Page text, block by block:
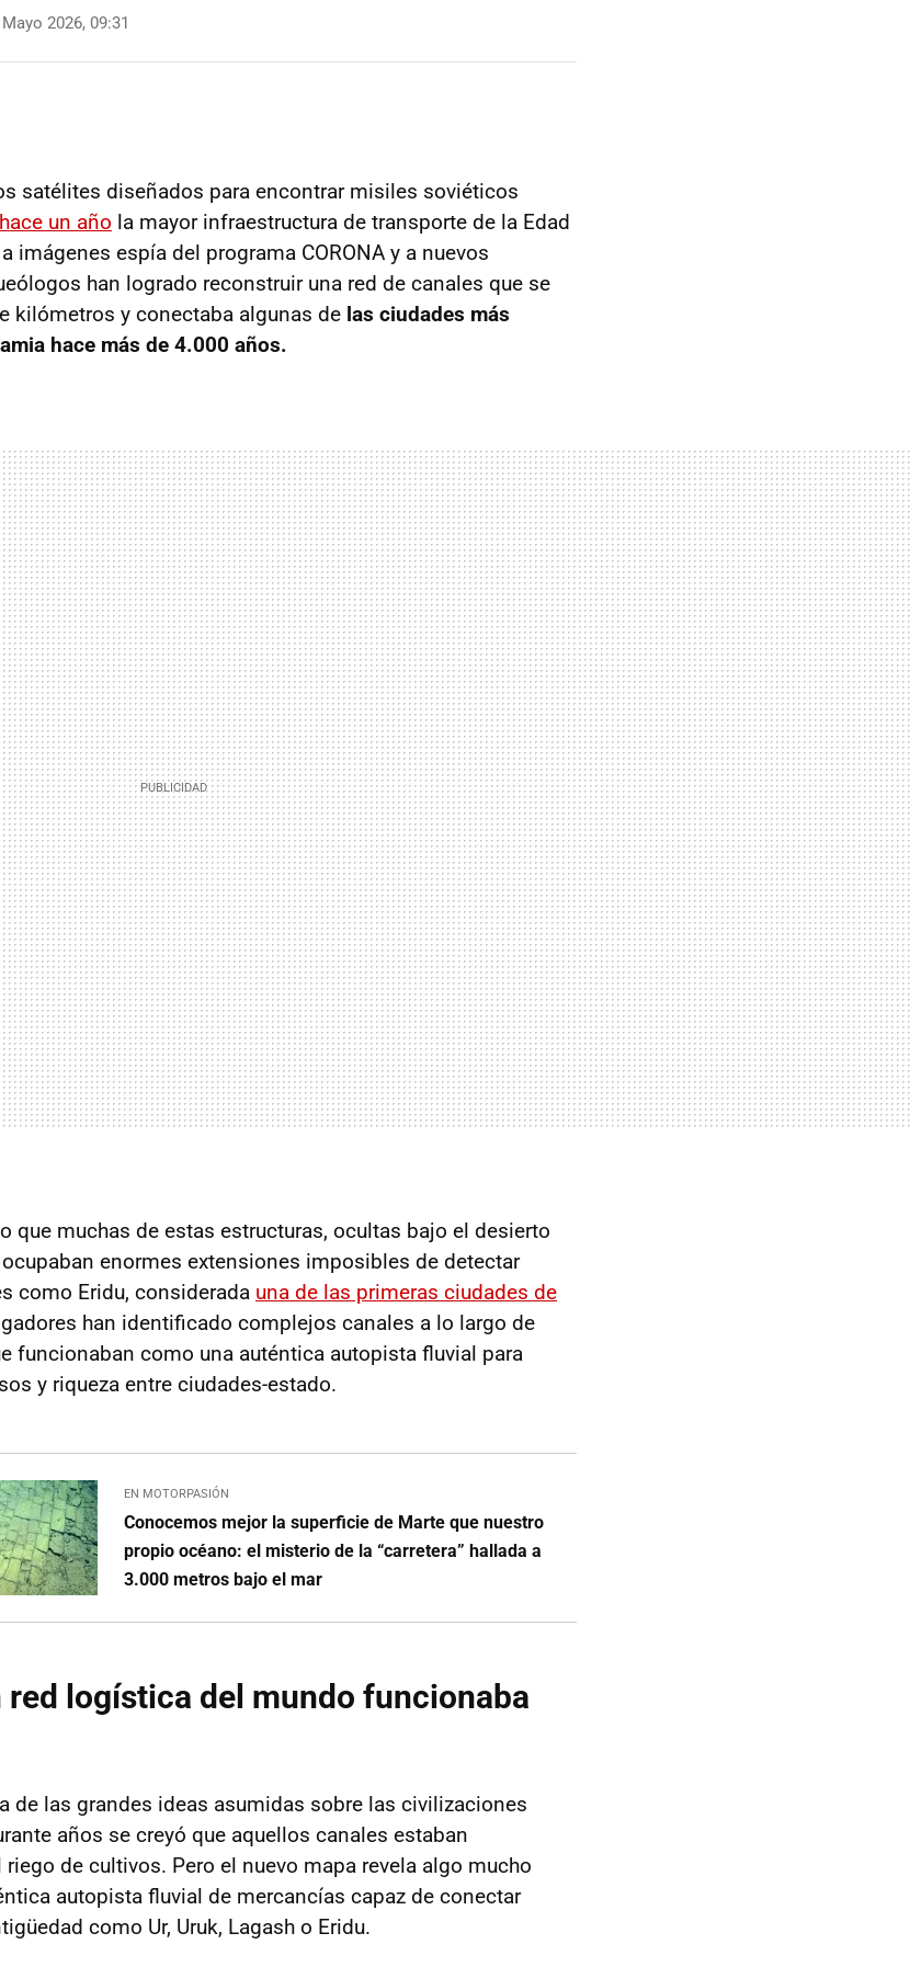
2026, 09:31
satélites diseñados para encontrar misiles soviéticos
hace un año la mayor infraestructura de transporte de la Edad
imágenes espía del programa CORONA y a nuevos
han logrado reconstruir una red de canales que se
kilómetros y conectaba algunas de las ciudades más
hace más de 4.000 años.
que muchas de estas estructuras, ocultas bajo el desierto
enormes extensiones imposibles de detectar
como Eridu, considerada una de las primeras ciudades de
han identificado complejos canales a lo largo de
funcionaban como una auténtica autopista fluvial para
y riqueza entre ciudades-estado.
EN MOTORPASIÓN
Conocemos mejor la superficie de Marte que nuestro
propio océano: el misterio de la “carretera” hallada a
3.000 metros bajo el mar
red logística del mundo funcionaba
de las grandes ideas asumidas sobre las civilizaciones
años se creyó que aquellos canales estaban
de cultivos. Pero el nuevo mapa revela algo mucho
autopista fluvial de mercancías capaz de conectar
como Ur, Uruk, Lagash o Eridu.